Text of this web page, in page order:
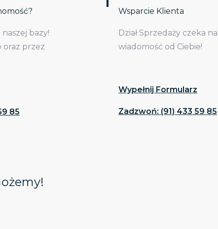
naszej bazy!
oraz przez
85
Wsparcie Klienta
Dział Sprzedaży czeka na
wiadomość od Ciebie!
Wypełnij Formularz
Zadzwoń: (91) 433 59 85